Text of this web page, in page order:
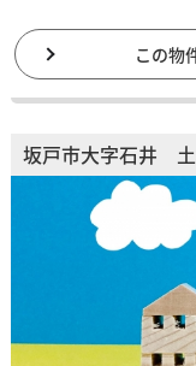
この物
坂戸市大字石井